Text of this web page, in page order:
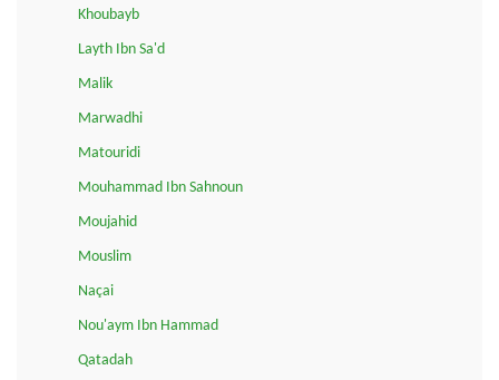
Khoubayb
Layth Ibn Sa'd
Malik
Marwadhi
Matouridi
Mouhammad Ibn Sahnoun
Moujahid
Mouslim
Naçai
Nou'aym Ibn Hammad
Qatadah